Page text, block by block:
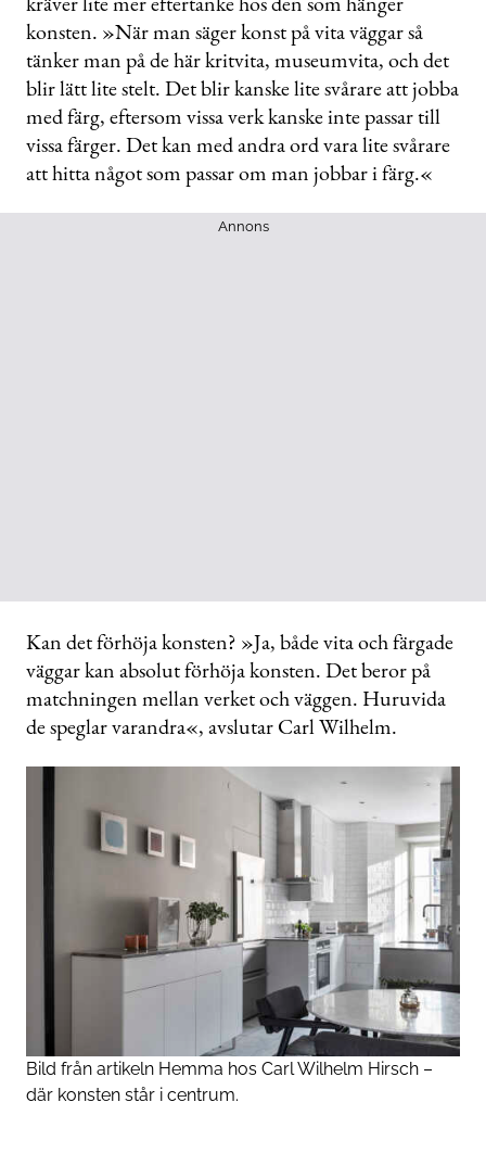
konsten. »När man säger konst på vita väggar så
tänker man på de här kritvita, museumvita, och det
blir lätt lite stelt. Det blir kanske lite svårare att jobba
med färg, eftersom vissa verk kanske inte passar till
vissa färger. Det kan med andra ord vara lite svårare
att hitta något som passar om man jobbar i färg.«
Annons
Kan det förhöja konsten? »Ja, både vita och färgade
väggar kan absolut förhöja konsten. Det beror på
matchningen mellan verket och väggen. Huruvida
de speglar varandra«, avslutar Carl Wilhelm.
Bild från artikeln Hemma hos Carl Wilhelm Hirsch –
där konsten står i centrum.